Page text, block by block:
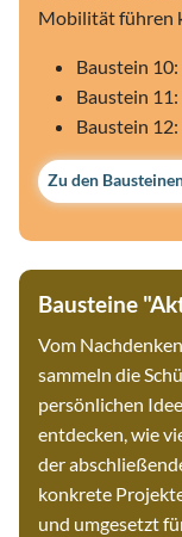
Mobilität führen
Baustein
Baustein
Baustein
Zu den
Bausteine
Vom
sammeln die
persönlichen
entdecken, wie
der
konkrete
und umgesetzt